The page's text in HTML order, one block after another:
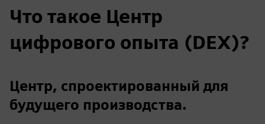
Что такое Центр
цифрового опыта (DEX)?
Центр, спроектированный для
будущего производства.